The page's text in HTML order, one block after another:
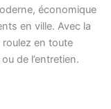
économique
en ville. Avec la
en toute
de l’entretien.